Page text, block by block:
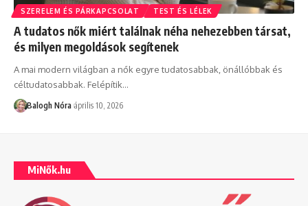
SZERELEM ÉS PÁRKAPCSOLAT TEST ÉS LÉLEK
A tudatos nők miért találnak néha nehezebben társat,
és milyen megoldások segítenek
A mai modern világban a nők egyre tudatosabbak, önállóbbak és
céltudatosabbak. Felépítik…
Balogh Nóra április 10, 2026
MiNők.hu